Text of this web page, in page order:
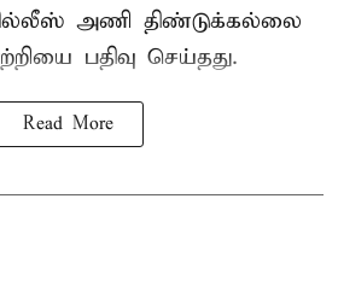
அணி திண்டுக்கல்லை
பதிவு செய்தது.
Read More